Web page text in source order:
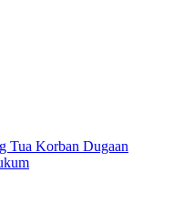
Tua Korban Dugaan